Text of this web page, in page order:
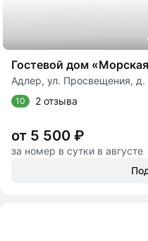
Гостевой дом
Адлер, ул. Просвещения, д.
10 2 отзыва
от 5 500 ₽
за номер в сутки в августе